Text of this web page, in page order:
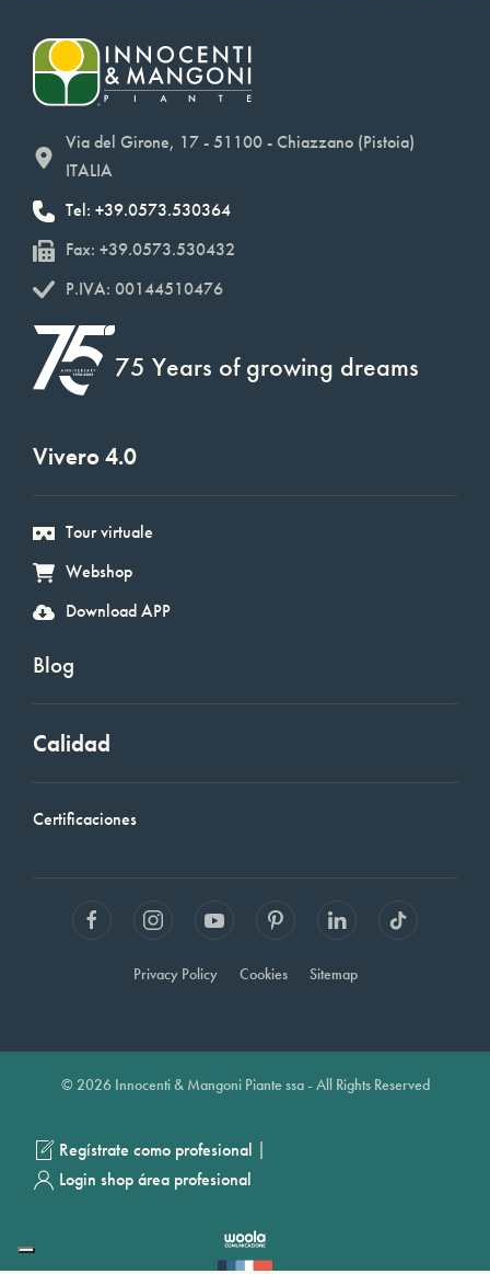
Via del Girone, 17 - 51100 - Chiazzano (Pistoia)
ITALIA
Tel: +39.0573.530364
Fax: +39.0573.530432
P.IVA: 00144510476
75 Years of growing dreams
Vivero 4.0
Tour virtuale
Webshop
Download APP
Blog
Calidad
Certificaciones
Privacy Policy Cookies Sitemap
© 2026 Innocenti & Mangoni Piante ssa - All Rights Reserved
Regístrate como profesional |
Login shop área profesional